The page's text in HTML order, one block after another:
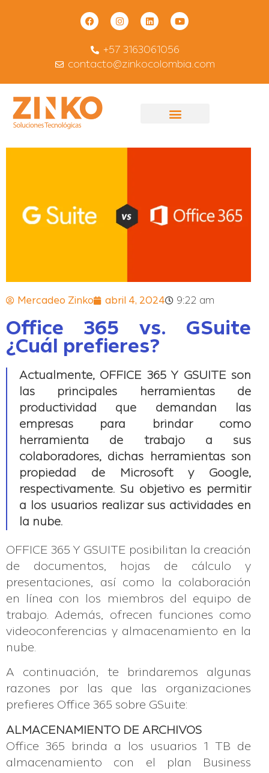
+57 3163061056
contacto@zinkocolombia.com
Mercadeo Zinko abril 4, 2024 9:22 am
Office 365 vs. GSuite
¿Cuál prefieres?
Actualmente, OFFICE 365 Y GSUITE son
las principales herramientas de
productividad que demandan las
empresas para brindar como
herramienta de trabajo a sus
colaboradores, dichas herramientas son
propiedad de Microsoft y Google,
respectivamente. Su objetivo es permitir
a los usuarios realizar sus actividades en
la nube.
OFFICE 365 Y GSUITE posibilitan la creación
de documentos, hojas de cálculo y
presentaciones, así como la colaboración
en línea con los miembros del equipo de
trabajo. Además, ofrecen funciones como
videoconferencias y almacenamiento en la
nube.
A continuación, te brindaremos algunas
razones por las que las organizaciones
prefieres Office 365 sobre GSuite:
ALMACENAMIENTO DE ARCHIVOS
Office 365 brinda a los usuarios 1 TB de
almacenamiento con el plan Business